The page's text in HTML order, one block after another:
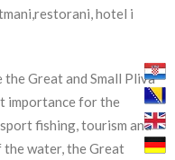
hotel i
Great and Small Pliva
importance for the
fishing, tourism and
water, the Great